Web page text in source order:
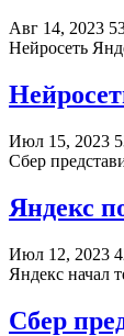
Авг 14, 2023
Нейросеть
Июл 15, 2023
Сбер
Яндекс
Июл 12, 2023
Яндекс начал
Сбер